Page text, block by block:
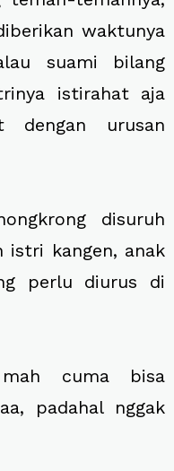
waktunya
suami bilang
istirahat aja
dengan urusan
disuruh
istri kangen, anak
perlu diurus di
mah cuma bisa
padahal nggak